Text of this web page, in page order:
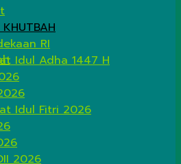
RI
Idul Adha 1447 H
Idul Fitri 2026
2026